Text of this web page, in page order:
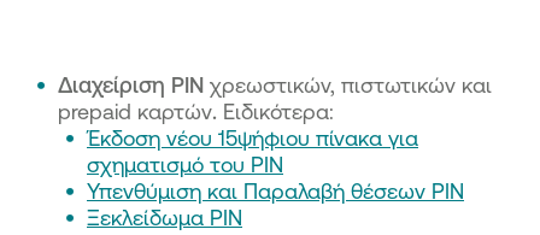
Διαχείριση ΡΙΝ χρεωστικών, πιστωτικών και
prepaid καρτών. Ειδικότερα:
Έκδοση νέου 15ψήφιου πίνακα για
σχηματισμό του PIN
Υπενθύμιση και Παραλαβή θέσεων PIN
Ξεκλείδωμα PIN